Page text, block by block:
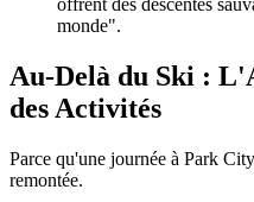
offrent des descentes
monde".
Au-Delà du Ski :
des Activités
Parce qu'une journée à Park
remontée.